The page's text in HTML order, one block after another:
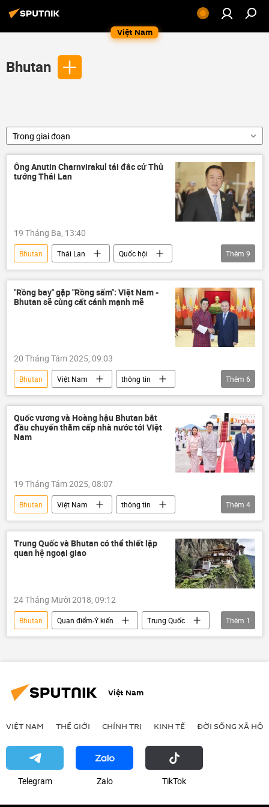
Việt Nam
Bhutan
Trong giai đoạn
Ông Anutin Charnvirakul tái đắc cử Thủ
tướng Thái Lan
19 Tháng Ba, 13:40
Bhutan Thái Lan
Quốc hội
Chính trị
Thế giới
nhà lãnh đạo
Thủ tướng
Kinh doanh
gia đình
Kinh tế
Lào Trung Quốc
Thêm 9
"Rồng bay" gặp "Rồng sấm": Việt Nam -
Bhutan sẽ cùng cất cánh mạnh mẽ
20 Tháng Tám 2025, 09:03
Bhutan Việt Nam
thông tin
Trần Thanh Mẫn
Phạm Minh Chính
Tô Lâm
Lương Cường
ASEAN
chuyến thăm
Thêm 6
Quốc vương và Hoàng hậu Bhutan bắt
đầu chuyến thăm cấp nhà nước tới Việt
Nam
19 Tháng Tám 2025, 08:07
Bhutan Việt Nam
thông tin
ngoại giao
Bộ Ngoại giao Việt Nam
Chính trị
chuyến thăm
Thêm 4
Trung Quốc và Bhutan có thể thiết lập
quan hệ ngoại giao
24 Tháng Mười 2018, 09:12
Bhutan Quan điểm-Ý kiến
Trung Quốc
Ấn Độ
Thêm 1
Việt Nam
VIỆT NAM THẾ GIỚI CHÍNH TRỊ KINH TẾ ĐỜI SỐNG XÃ HỘI
Telegram Zalo ТikТоk